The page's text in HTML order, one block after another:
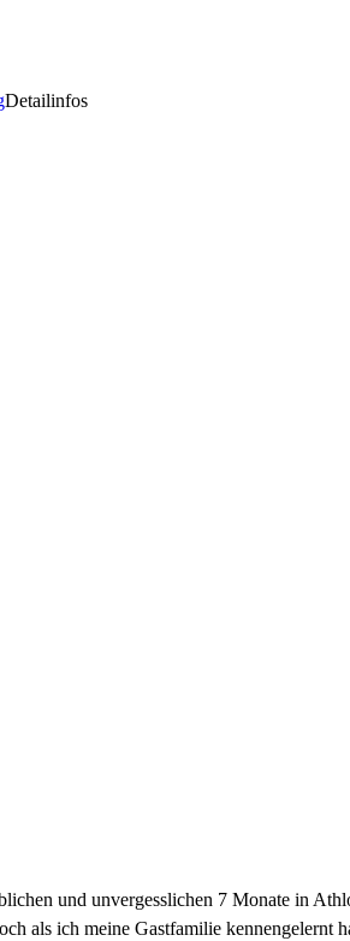
Detailinfos
und unvergesslichen 7 Monate in
als ich meine Gastfamilie kennengelernt